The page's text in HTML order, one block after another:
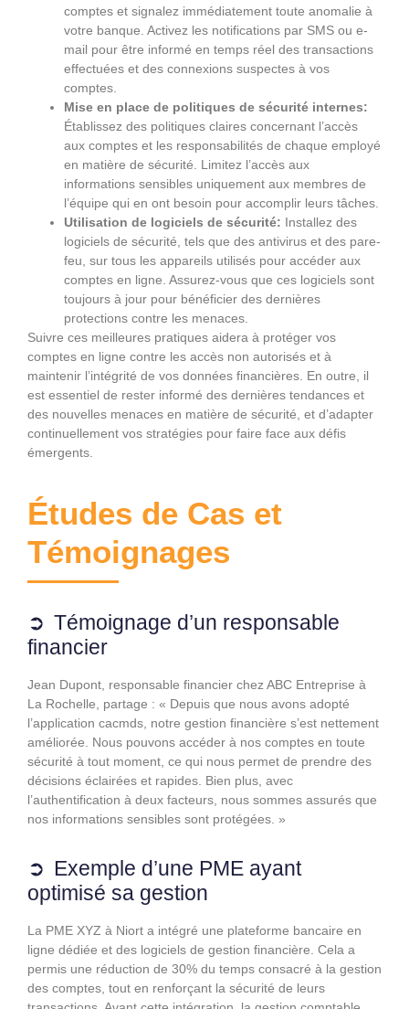
comptes et signalez immédiatement toute anomalie à
votre banque. Activez les notifications par SMS ou e-
mail pour être informé en temps réel des transactions
effectuées et des connexions suspectes à vos
comptes.
Mise en place de politiques de sécurité internes:
Établissez des politiques claires concernant l’accès
aux comptes et les responsabilités de chaque employé
en matière de sécurité. Limitez l’accès aux
informations sensibles uniquement aux membres de
l’équipe qui en ont besoin pour accomplir leurs tâches.
Utilisation de logiciels de sécurité: Installez des
logiciels de sécurité, tels que des antivirus et des pare-
feu, sur tous les appareils utilisés pour accéder aux
comptes en ligne. Assurez-vous que ces logiciels sont
toujours à jour pour bénéficier des dernières
protections contre les menaces.
Suivre ces meilleures pratiques aidera à protéger vos
comptes en ligne contre les accès non autorisés et à
maintenir l’intégrité de vos données financières. En outre, il
est essentiel de rester informé des dernières tendances et
des nouvelles menaces en matière de sécurité, et d’adapter
continuellement vos stratégies pour faire face aux défis
émergents.
Études de Cas et
Témoignages
Témoignage d’un responsable
financier
Jean Dupont, responsable financier chez ABC Entreprise à
La Rochelle, partage : « Depuis que nous avons adopté
l’application cacmds, notre gestion financière s’est nettement
améliorée. Nous pouvons accéder à nos comptes en toute
sécurité à tout moment, ce qui nous permet de prendre des
décisions éclairées et rapides. Bien plus, avec
l’authentification à deux facteurs, nous sommes assurés que
nos informations sensibles sont protégées. »
Exemple d’une PME ayant
optimisé sa gestion
La PME XYZ à Niort a intégré une plateforme bancaire en
ligne dédiée et des logiciels de gestion financière. Cela a
permis une réduction de 30% du temps consacré à la gestion
des comptes, tout en renforçant la sécurité de leurs